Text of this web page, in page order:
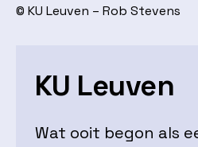
© KU Leuven – Rob Stevens
KU Leuven
Wat ooit begon als